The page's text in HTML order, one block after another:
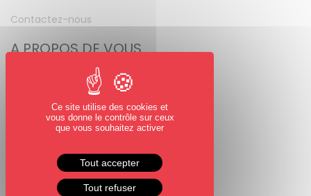
Contactez-nous
A PROPOS DE VOUS
Mot de passe perdu
NOUS SUIVRE
Facebook
Instagram
Ce site utilise des cookies et
vous donne le contrôle sur ceux
que vous souhaitez activer
Tout accepter
Tout refuser